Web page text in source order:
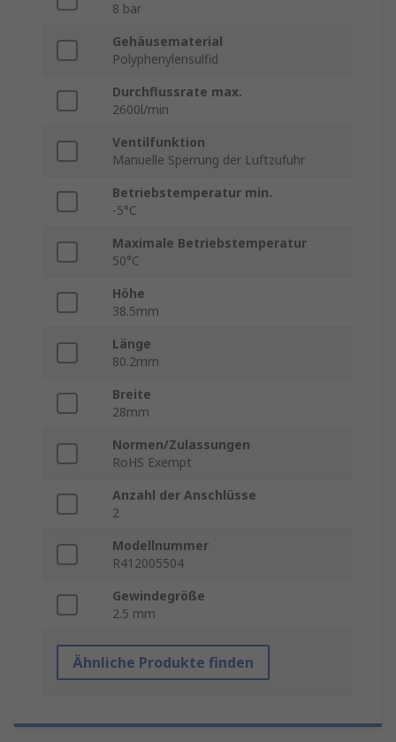
8 bar
Gehäusematerial
Polyphenylensulfid
Durchflussrate max.
2600l/min
Ventilfunktion
Manuelle Sperrung der Luftzufuhr
Betriebstemperatur min.
-5°C
Maximale Betriebstemperatur
50°C
Höhe
38.5mm
Länge
80.2mm
Breite
28mm
Normen/Zulassungen
RoHS Exempt
Anzahl der Anschlüsse
2
Modellnummer
R412005504
Gewindegröße
2.5 mm
Ähnliche Produkte finden